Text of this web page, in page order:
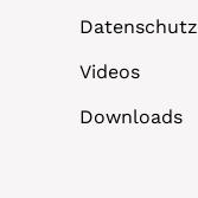
Datenschutz
Videos
Downloads